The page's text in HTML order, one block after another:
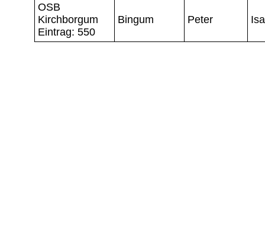
OSB
Kirchborgum
Eintrag: 550
Bingum Peter